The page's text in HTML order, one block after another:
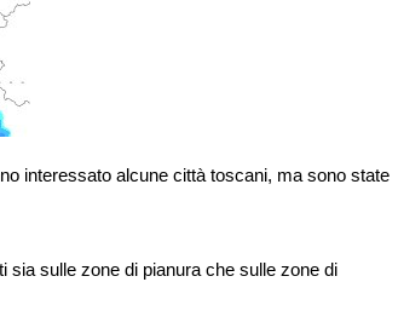
interessato alcune città toscani, ma sono state
sia sulle zone di pianura che sulle zone di